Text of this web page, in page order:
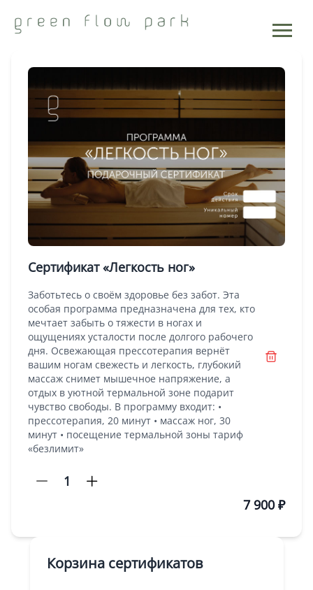
Подарочные сертификаты
Сертификат «Легкость ног»
Заботьтесь о своём здоровье без забот. Эта
особая программа предназначена для тех, кто
мечтает забыть о тяжести в ногах и
ощущениях усталости после долгого рабочего
дня. Освежающая прессотерапия вернёт
вашим ногам свежесть и легкость, глубокий
массаж снимет мышечное напряжение, а
отдых в уютной термальной зоне подарит
чувство свободы. В программу входит: •
прессотерапия, 20 минут • массаж ног, 30
минут • посещение термальной зоны тариф
«безлимит»
1
7 900 ₽
Корзина сертификатов